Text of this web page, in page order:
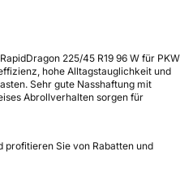
225/45 R19 96 W für PKW
hohe Alltagstauglichkeit und
Sehr gute Nasshaftung mit
Abrollverhalten sorgen für
profitieren Sie von Rabatten und